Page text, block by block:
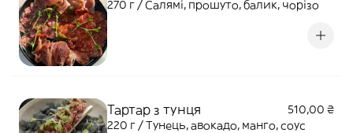
270 г / Салямі, прошуто, балик, чорізо
Тартар з тунця
510,00 ₴
220 г / Тунець, авокадо, манго, соус